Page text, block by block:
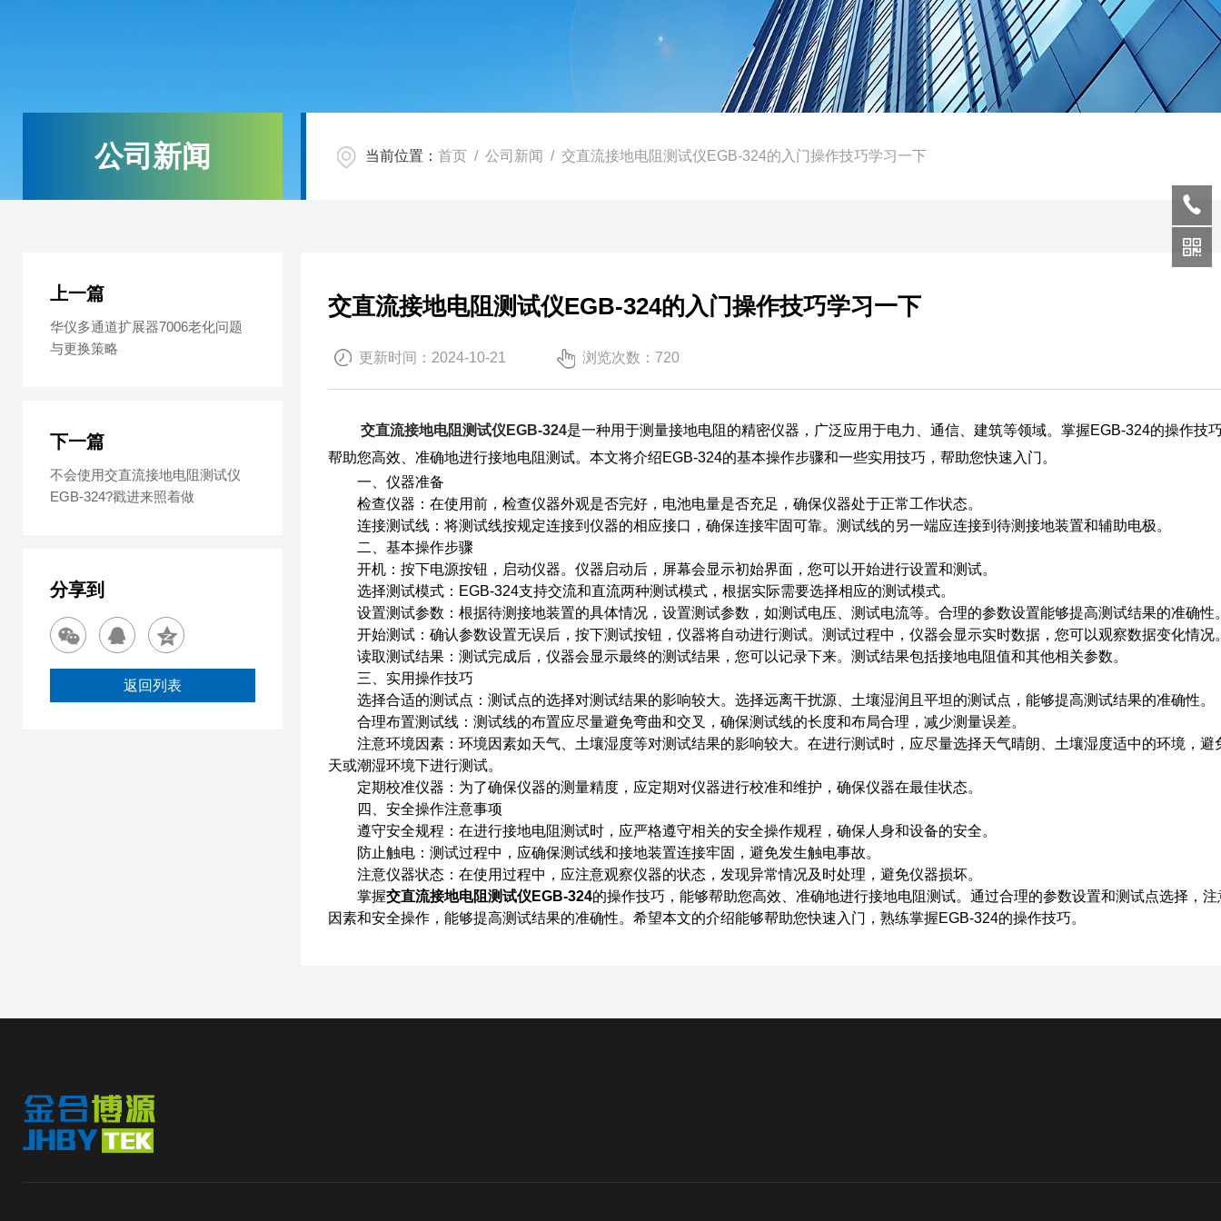
公司新闻 当前位置： 首页 / 公司新闻 / 交直流接地电阻测试仪EGB-324的入门操作技巧学习一下
交直流接地电阻测试仪EGB-324的入门操作技巧学习一下
更新时间：2024-10-21 浏览次数：720
交直流接地电阻测试仪EGB-324是一种用于测量接地电阻的精密仪器，广泛应用于电力、通信、建筑等领域。掌握EGB-324的操作技
帮助您高效、准确地进行接地电阻测试。本文将介绍EGB-324的基本操作步骤和一些实用技巧，帮助您快速入门。
一、仪器准备
检查仪器：在使用前，检查仪器外观是否完好，电池电量是否充足，确保仪器处于正常工作状态。
连接测试线：将测试线按规定连接到仪器的相应接口，确保连接牢固可靠。测试线的另一端应连接到待测接地装置和辅助电极。
二、基本操作步骤
开机：按下电源按钮，启动仪器。仪器启动后，屏幕会显示初始界面，您可以开始进行设置和测试。
选择测试模式：EGB-324支持交流和直流两种测试模式，根据实际需要选择相应的测试模式。
设置测试参数：根据待测接地装置的具体情况，设置测试参数，如测试电压、测试电流等。合理的参数设置能够提高测试结果的准确性
开始测试：确认参数设置无误后，按下测试按钮，仪器将自动进行测试。测试过程中，仪器会显示实时数据，您可以观察数据变化情况
读取测试结果：测试完成后，仪器会显示最终的测试结果，您可以记录下来。测试结果包括接地电阻值和其他相关参数。
三、实用操作技巧
选择合适的测试点：测试点的选择对测试结果的影响较大。选择远离干扰源、土壤湿润且平坦的测试点，能够提高测试结果的准确性。
合理布置测试线：测试线的布置应尽量避免弯曲和交叉，确保测试线的长度和布局合理，减少测量误差。
注意环境因素：环境因素如天气、土壤湿度等对测试结果的影响较大。在进行测试时，应尽量选择天气晴朗、土壤湿度适中的环境，避
天或潮湿环境下进行测试。
定期校准仪器：为了确保仪器的测量精度，应定期对仪器进行校准和维护，确保仪器在最佳状态。
四、安全操作注意事项
遵守安全规程：在进行接地电阻测试时，应严格遵守相关的安全操作规程，确保人身和设备的安全。
防止触电：测试过程中，应确保测试线和接地装置连接牢固，避免发生触电事故。
注意仪器状态：在使用过程中，应注意观察仪器的状态，发现异常情况及时处理，避免仪器损坏。
掌握交直流接地电阻测试仪EGB-324的操作技巧，能够帮助您高效、准确地进行接地电阻测试。通过合理的参数设置和测试点选择，注
因素和安全操作，能够提高测试结果的准确性。希望本文的介绍能够帮助您快速入门，熟练掌握EGB-324的操作技巧。
上一篇
华仪多通道扩展器7006老化问题
与更换策略
下一篇
不会使用交直流接地电阻测试仪
EGB-324?戳进来照着做
分享到
返回列表